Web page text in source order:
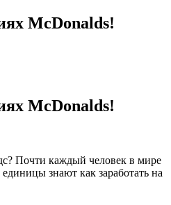
McDonalds!
McDonalds!
Почти каждый человек в мире
знают как заработать на